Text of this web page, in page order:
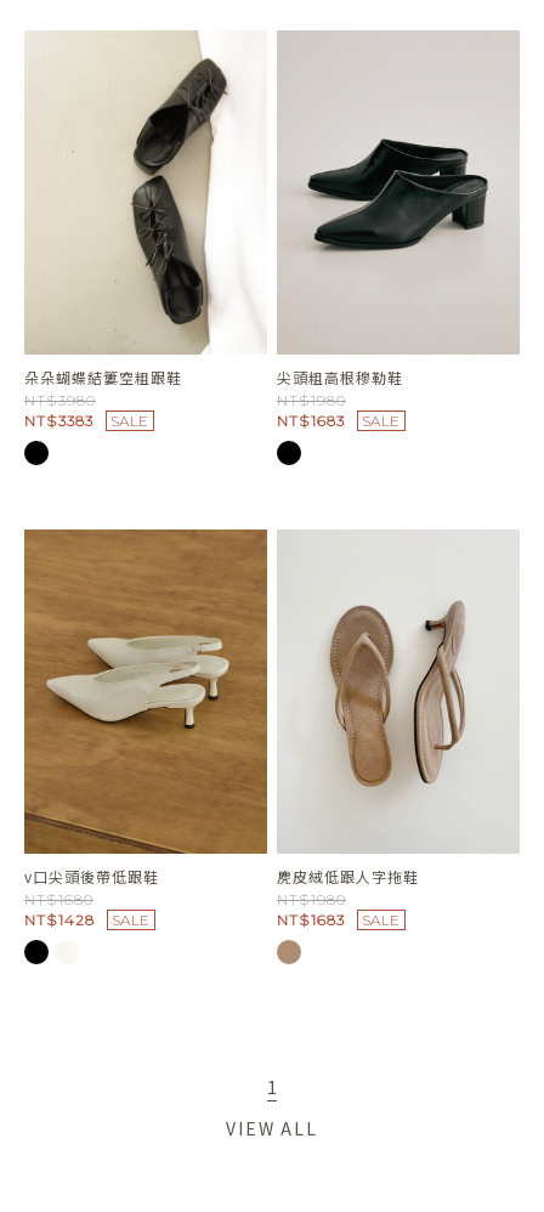
朵朵蝴蝶結簍空粗跟鞋
NT$3980
NT$3383
SALE
尖頭粗高根穆勒鞋
NT$1980
NT$1683
SALE
v口尖頭後帶低跟鞋
NT$1680
NT$1428
SALE
麂皮絨低跟人字拖鞋
NT$1980
NT$1683
SALE
1
VIEW ALL